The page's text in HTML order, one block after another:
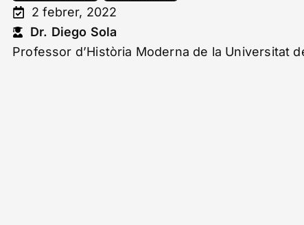
2 febrer, 2022
Dr. Diego Sola
Professor d’Història Moderna de la Universitat